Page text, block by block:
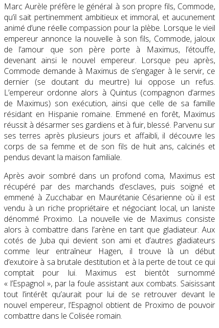
Marc Aurèle préfère le général à son propre fils, Commode,
qu’il sait pertinemment ambitieux et immoral, et aucunement
animé d’une réelle compassion pour la plèbe. Lorsque le vieil
empereur annonce la nouvelle à son fils, Commode, jaloux
de l’amour que son père porte à Maximus, l’étouffe,
devenant ainsi le nouvel empereur. Lorsque peu après,
Commode demande à Maximus de s’engager à le servir, ce
dernier (se doutant du meurtre) lui oppose un refus.
L’empereur ordonne alors à Quintus (compagnon d’armes
de Maximus) son exécution, ainsi que celle de sa famille
résidant en Hispanie romaine. Emmené en forêt, Maximus
réussit à désarmer ses gardiens et à fuir, blessé. Parvenu sur
ses terres après plusieurs jours et affaibli, il découvre les
corps de sa femme et de son fils de huit ans, calcinés et
pendus devant la maison familiale.
Après avoir sombré dans un profond coma, Maximus est
récupéré par des marchands d’esclaves, puis soigné et
emmené à Zucchabar en Maurétanie Césarienne où il est
vendu à un riche propriétaire et négociant local, un laniste
dénommé Proximo. La nouvelle vie de Maximus consiste
alors à combattre dans l’arène en tant que gladiateur. Aux
cotés de Juba qui devient son ami et d’autres gladiateurs
comme leur entraîneur Hagen, il trouve là un début
d’exutoire à sa brutale destitution et à la perte de tout ce qui
comptait pour lui. Maximus est bientôt surnommé
« l’Espagnol », par la foule assistant aux combats. Saisissant
tout l’intérêt qu’aurait pour lui de se retrouver devant le
nouvel empereur, l’Espagnol obtient de Proximo de pouvoir
combattre dans le Colisée romain.